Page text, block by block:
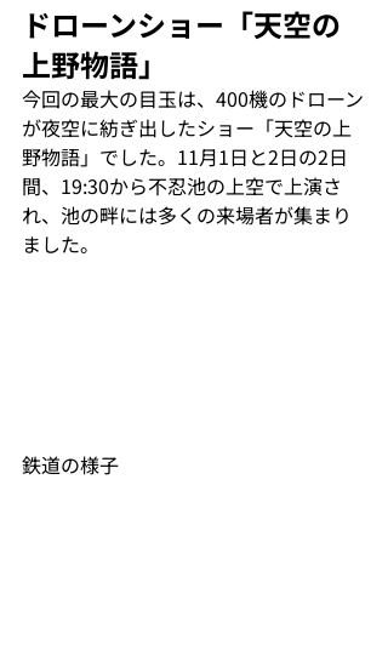
ドローンショー「天空の
上野物語」
今回の最大の目玉は、400機のドローン
が夜空に紡ぎ出したショー「天空の上
野物語」でした。11月1日と2日の2日
間、19:30から不忍池の上空で上演さ
れ、池の畔には多くの来場者が集まり
ました。
鉄道の様子